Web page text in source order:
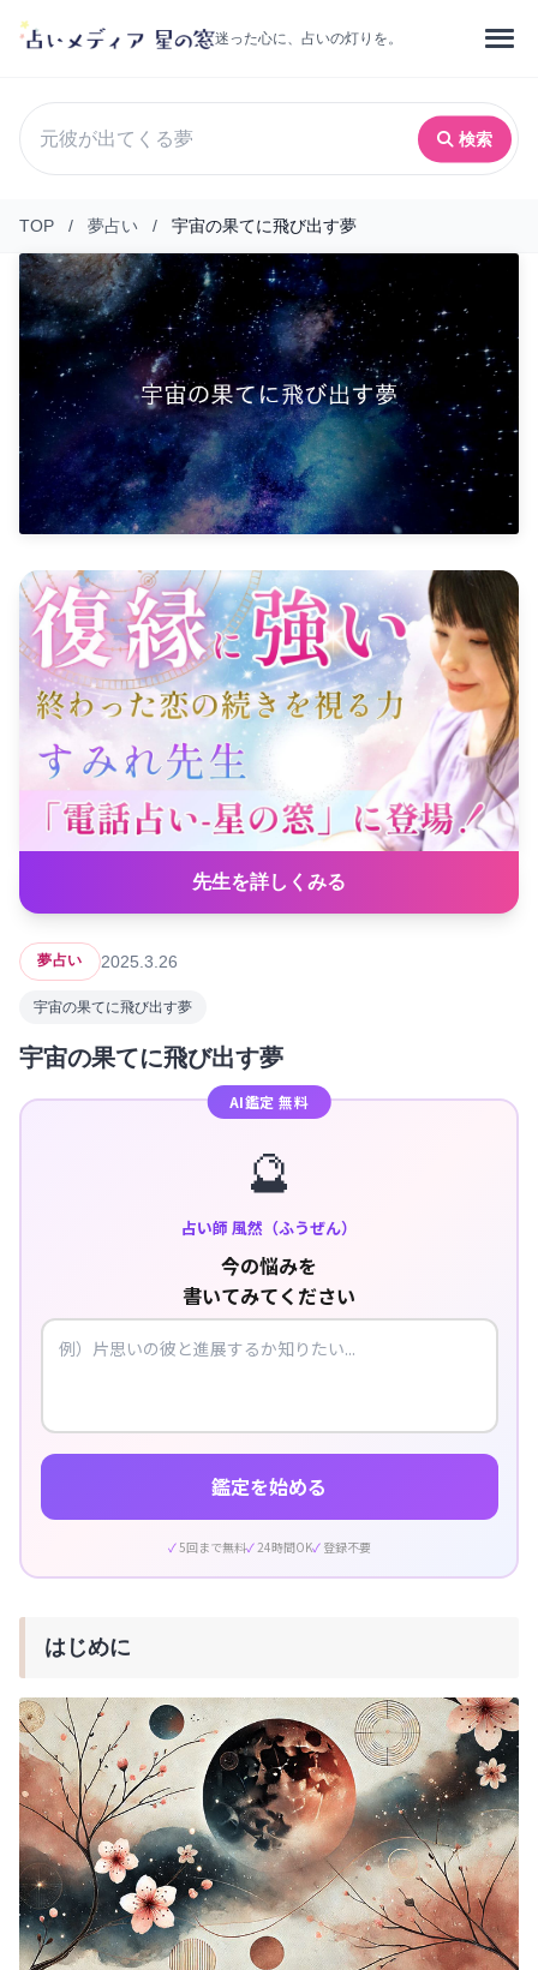
迷った心に、占いの灯りを。
検索
TOP / 夢占い / 宇宙の果てに飛び出す夢
先生を詳しくみる
夢占い 2025.3.26
宇宙の果てに飛び出す夢
宇宙の果てに飛び出す夢
AI鑑定 無料
🔮
占い師 風然（ふうぜん）
今の悩みを
書いてみてください
鑑定を始める
5回まで無料 24時間OK 登録不要
はじめに